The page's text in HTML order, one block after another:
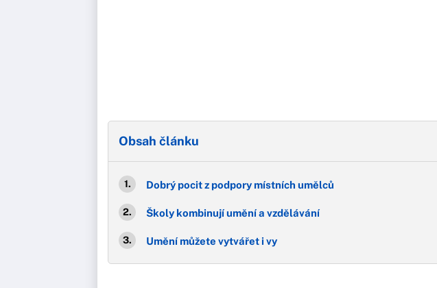
Obsah článku
Dobrý pocit z podpory místních umělců
Školy kombinují umění a vzdělávání
Umění můžete vytvářet i vy